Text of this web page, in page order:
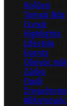
Κοζάνη
Τοπικά Νέα
Γενικά
Highlights
Lifestyle
Events
Οδηγός
Ζώδια
Παιδί
Στιγμιότυπα
Αθλητισμός